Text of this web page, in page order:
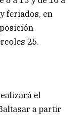
feriados, en
25.
el
a partir